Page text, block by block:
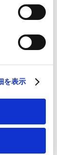
外部サイト）
）
を表示